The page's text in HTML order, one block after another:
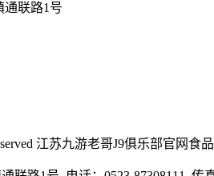
通联路1号
江苏九游老哥J9俱乐部官